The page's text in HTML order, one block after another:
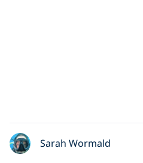
Sarah Wormald